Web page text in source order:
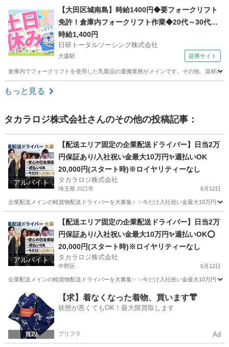
町田駅 配送 ギグワーク
【大田区城南島】時給1400円◆要フォークリフト
免許！倉庫内フォークリフト作業◆20代～30代活
躍中
時給1,400円
日研トータルソーシング株式会社
大森駅 提携サイト
倉庫内でフォークリフトを使用した乳製品の運搬業務がメインです。その他、資材の
東京 大田区
もっと見る
タカラロジ株式会社さんのその他の投稿記事：
アルバイト
【配送エリア固定の企業配送ドライバー】日当2万
円保証あり/入社祝い金最大10万円✨週払いOK
20,000円(スタート時)※ロイヤリティーなし
タカラロジ株式会社
埼玉県 川口市 6月12日
企業配送メインの軽貨物配送ドライバーを大募集✨ ✨今だけ入社祝い金最大10万円✨
ドライバー 貨物
アルバイト
【配送エリア固定の企業配送ドライバー】日当2万
円保証あり/入社祝い金最大10万円✨週払いOK⭕️
20,000円(スタート時)※ロイヤリティーなし
タカラロジ株式会社
中野区 6月12日
企業配送メインの軽貨物配送ドライバーを大募集✨ ✨今だけ入社祝い金最大10万円✨
東京 中野区 ドライバー 貨物
【求】着なくなった着物、買います👘
状態が悪くてもOK！最大限買取します
プリフラ Ad